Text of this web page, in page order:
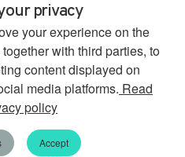
privacy
your experience on the
with third parties, to
content displayed on
media platforms. Read
policy
Accept
Vi hörs i höst igen!